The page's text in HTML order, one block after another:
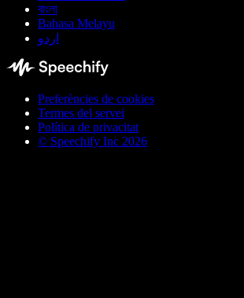
বাংলা
Bahasa Melayu
اردو
Preferències de cookies
Termes del servei
Política de privacitat
© Speechify Inc 2026